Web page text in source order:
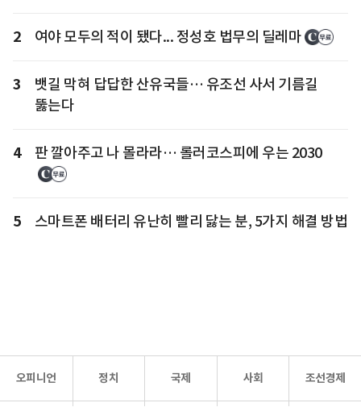
2 여야 모두의 적이 됐다... 정성호 법무의 딜레마
3
뱃길 막혀 답답한 산유국들… 유조선 사서 기름길
뚫는다
4 판 깔아주고 나 몰라라… 롤러코스피에 우는 2030
5 스마트폰 배터리 유난히 빨리 닳는 분, 5가지 해결 방법
오피니언 정치 국제 사회 조선경제